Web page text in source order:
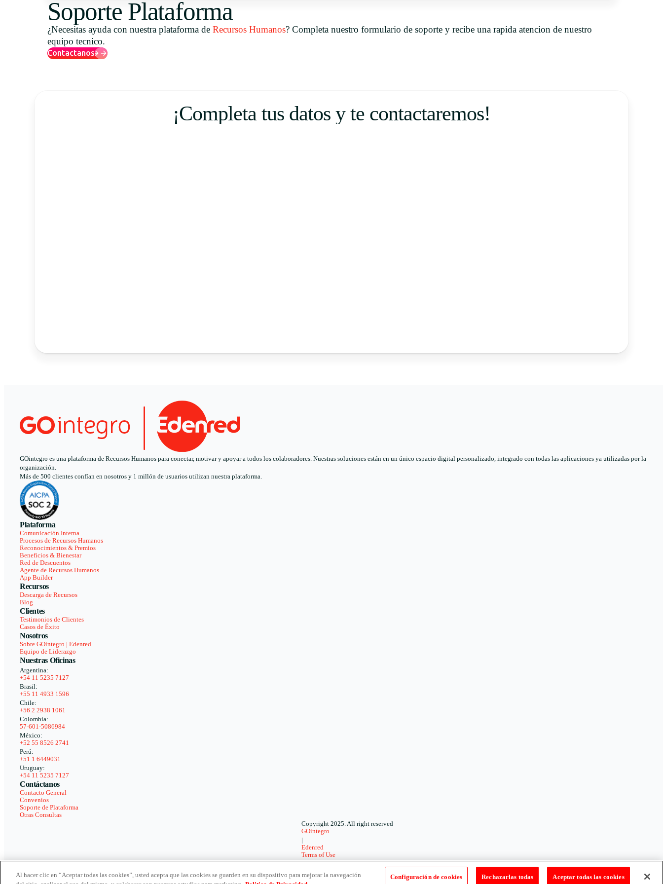
USA
Português
Soporte Plataforma
¿Necesitas ayuda con nuestra plataforma de Recursos Humanos? Completa nuestro formulario de soporte y recibe una rapida atencion de nuestro
equipo tecnico.
Contactanos
¡Completa tus datos y te contactaremos!
GOintegro es una plataforma de Recursos Humanos para conectar, motivar y apoyar a todos los colaboradores. Nuestras soluciones están en un único espacio digital personalizado, integrado con todas las aplicaciones ya utilizadas por la
organización.
Más de 500 clientes confían en nosotros y 1 millón de usuarios utilizan nuestra plataforma.
Plataforma
Comunicación Interna
Procesos de Recursos Humanos
Reconocimientos & Premios
Beneficios & Bienestar
Red de Descuentos
Agente de Recursos Humanos
App Builder
Recursos
Descarga de Recursos
Blog
Clientes
Testimonios de Clientes
Casos de Éxito
Nosotros
Sobre GOintegro | Edenred
Equipo de Liderazgo
Nuestras Oficinas
Argentina:
+54 11 5235 7127
Brasil:
+55 11 4933 1596
Chile:
+56 2 2938 1061
Colombia:
57-601-5086984
México:
+52 55 8526 2741
Perú:
+51 1 6449031
Uruguay:
+54 11 5235 7127
Contáctanos
Contacto General
Convenios
Soporte de Plataforma
Otras Consultas
Copyright 2025. All right reserved
GOintegro
Edenred
Terms of Use
Privacy Policy
Al hacer clic en “Aceptar todas las cookies”, usted acepta que las cookies se guarden en su dispositivo para mejorar la navegación
Configuración de cookies Rechazarlas todas Aceptar todas las cookies